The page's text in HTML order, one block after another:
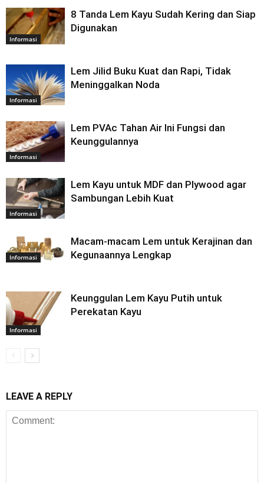
Informasi
8 Tanda Lem Kayu Sudah Kering dan Siap
Digunakan
Informasi
Lem Jilid Buku Kuat dan Rapi, Tidak
Meninggalkan Noda
Informasi
Lem PVAc Tahan Air Ini Fungsi dan
Keunggulannya
Informasi
Lem Kayu untuk MDF dan Plywood agar
Sambungan Lebih Kuat
Informasi
Macam-macam Lem untuk Kerajinan dan
Kegunaannya Lengkap
Informasi
Keunggulan Lem Kayu Putih untuk
Perekatan Kayu
LEAVE A REPLY